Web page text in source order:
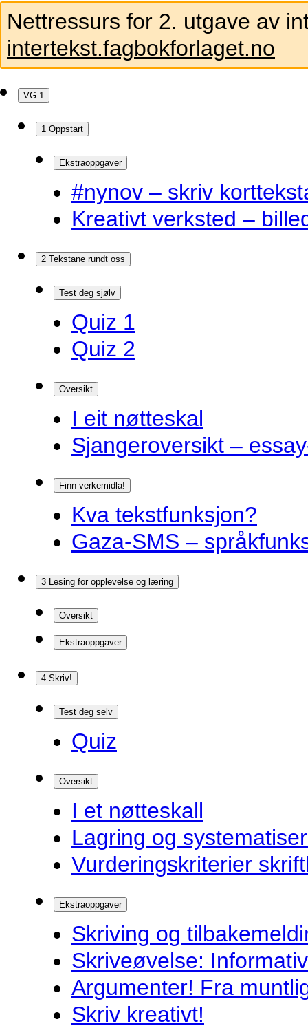
Nettressurs for 2. utgave av
intertekst.fagbokforlaget.no
VG 1
1 Oppstart
Ekstraoppgaver
#nynov – skriv
Kreativt verksted –
2 Tekstane rundt oss
Test deg sjølv
Quiz 1
Quiz 2
Oversikt
I eit nøtteskal
Sjangeroversikt –
Finn verkemidla!
Kva tekstfunksjon?
Gaza-SMS –
3 Lesing for opplevelse og læring
Oversikt
Ekstraoppgaver
4 Skriv!
Test deg selv
Quiz
Oversikt
I et nøtteskall
Lagring og
Vurderingskriterier
Ekstraoppgaver
Skriving og
Skriveøvelse:
Argumenter! Fra
Skriv kreativt!